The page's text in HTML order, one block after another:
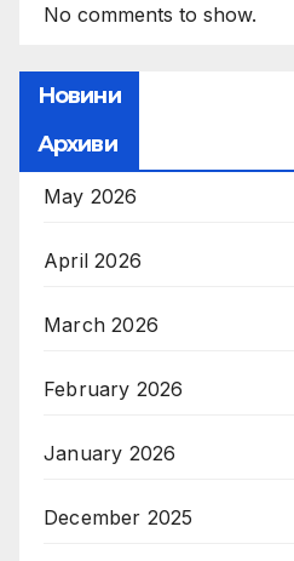
No comments to show.
Новини
Архиви
May 2026
April 2026
March 2026
February 2026
January 2026
December 2025